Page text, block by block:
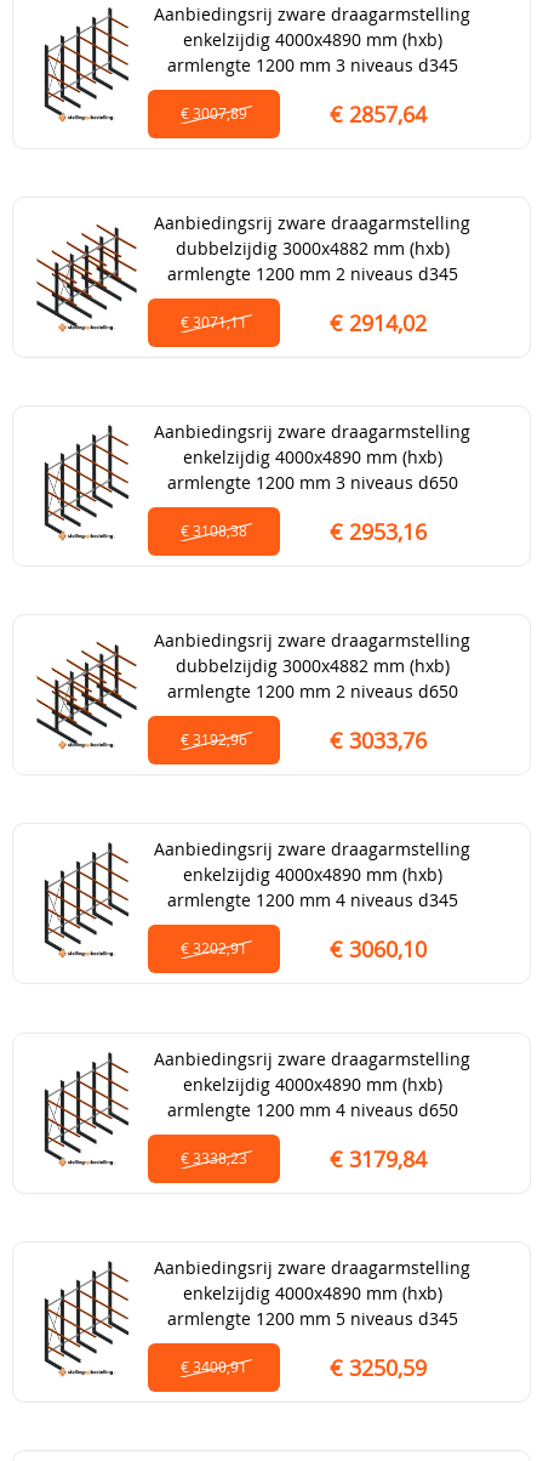
Aanbiedingsrij zware draagarmstelling
enkelzijdig 4000x4890 mm (hxb)
armlengte 1200 mm 3 niveaus d345
€ 3007,89 € 2857,64
Aanbiedingsrij zware draagarmstelling
dubbelzijdig 3000x4882 mm (hxb)
armlengte 1200 mm 2 niveaus d345
€ 3071,11 € 2914,02
Aanbiedingsrij zware draagarmstelling
enkelzijdig 4000x4890 mm (hxb)
armlengte 1200 mm 3 niveaus d650
€ 3108,38 € 2953,16
Aanbiedingsrij zware draagarmstelling
dubbelzijdig 3000x4882 mm (hxb)
armlengte 1200 mm 2 niveaus d650
€ 3192,96 € 3033,76
Aanbiedingsrij zware draagarmstelling
enkelzijdig 4000x4890 mm (hxb)
armlengte 1200 mm 4 niveaus d345
€ 3202,91 € 3060,10
Aanbiedingsrij zware draagarmstelling
enkelzijdig 4000x4890 mm (hxb)
armlengte 1200 mm 4 niveaus d650
€ 3338,23 € 3179,84
Aanbiedingsrij zware draagarmstelling
enkelzijdig 4000x4890 mm (hxb)
armlengte 1200 mm 5 niveaus d345
€ 3400,91 € 3250,59